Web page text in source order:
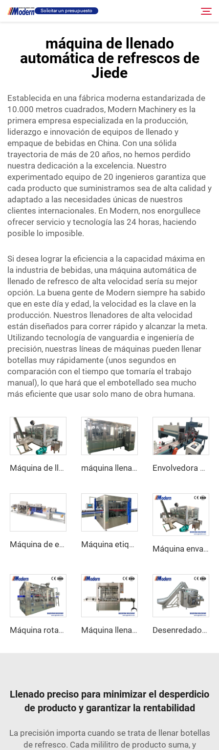
Solicitar un presupuesto
Solución
Acerca
Vídeo
Contacto
Sitio RU
Buscar
máquina de llenado
automática de refrescos de
Jiede
Establecida en una fábrica moderna estandarizada de
10.000 metros cuadrados, Modern Machinery es la
primera empresa especializada en la producción,
liderazgo e innovación de equipos de llenado y
empaque de bebidas en China. Con una sólida
trayectoria de más de 20 años, no hemos perdido
nuestra dedicación a la excelencia. Nuestro
experimentado equipo de 20 ingenieros garantiza que
cada producto que suministramos sea de alta calidad y
adaptado a las necesidades únicas de nuestros
clientes internacionales. En Modern, nos enorgullece
ofrecer servicio y tecnología las 24 horas, haciendo
posible lo imposible.
Si desea lograr la eficiencia a la capacidad máxima en
la industria de bebidas, una máquina automática de
llenado de refresco de alta velocidad sería su mejor
opción. La buena gente de Modern siempre ha sabido
que en este día y edad, la velocidad es la clave en la
producción. Nuestros llenadores de alta velocidad
están diseñados para correr rápido y alcanzar la meta.
Utilizando tecnología de vanguardia e ingeniería de
precisión, nuestras líneas de máquinas pueden llenar
botellas muy rápidamente (unos segundos en
comparación con el tiempo que tomaría el trabajo
manual), lo que hará que el embotellado sea mucho
más eficiente que usar solo mano de obra humana.
Máquina de llenado de botellas de cerveza máquina llenadora y cerradora de latas 2 en 1 Envolvedora automática de film retráctil
Máquina de envoltura retráctil lineal Máquina etiquetadora rotativa de etiquetas autoadhesivas
Máquina envasadora de cerveza
Máquina rotativa de llenado de aceite de oliva Máquina llenadora de detergente con servomotor Desenredador de Botellas Automático
Llenado preciso para minimizar el desperdicio
de producto y garantizar la rentabilidad
La precisión importa cuando se trata de llenar botellas
de refresco. Cada mililitro de producto suma, y